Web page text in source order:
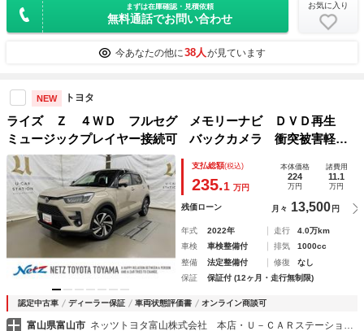
まずは在庫確認・見積依頼
無料通話でお問い合わせ
お気に入り
今あなたの他に38人が見ています
NEW トヨタ
ライズ Ｚ ４ＷＤ フルセグ メモリーナビ ＤＶＤ再生
ミュージックプレイヤー接続可 バックカメラ 衝突被害軽減
システム ＥＴＣ ＬＥＤヘッドランプ ワンオーナー アイ
ドリングストップ
支払総額(税込)
235.1 万円
本体価格
224
万円
諸費用
11.1
万円
残価ローン 月々 13,500 円
年式 2022年 走行
4.0万km
車検
車検整備付 排気
1000cc
整備
法定整備付 修復
なし
保証
保証付 (12ヶ月・走行無制限)
認定中古車 ディーラー保証 車両状態評価書 オンライン商談可
富山県富山市 ネッツトヨタ富山株式会社 本店・Ｕ－ＣＡＲステーション富山